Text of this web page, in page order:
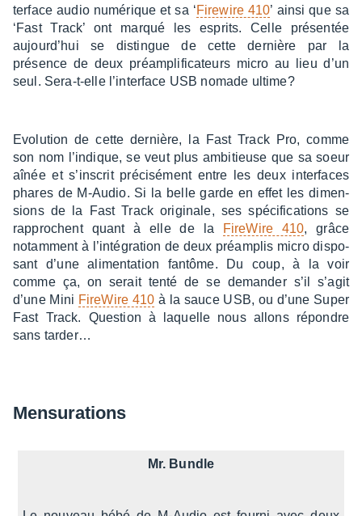
ter­face audio numé­rique et sa ‘Fire­wire 410’ ainsi que sa
‘Fast Track’ ont marqué les esprits. Celle présen­tée
aujour­d’hui se distingue de cette dernière par la
présence de deux préam­pli­fi­ca­teurs micro au lieu d’un
seul. Sera-t-elle l’in­ter­face USB nomade ultime?
Evolu­tion de cette dernière, la Fast Track Pro, comme
son nom l’in­dique, se veut plus ambi­tieuse que sa soeur
aînée et s’ins­crit préci­sé­ment entre les deux inter­faces
phares de M-Audio. Si la belle garde en effet les dimen­
sions de la Fast Track origi­nale, ses spéci­fi­ca­tions se
rapprochent quant à elle de la
Fire­Wire 410, grâce
notam­ment à l’in­té­gra­tion de deux préam­plis micro dispo­
sant d’une alimen­ta­tion fantôme. Du coup, à la voir
comme ça, on serait tenté de se deman­der s’il s’agit
d’une Mini Fire­Wire 410 à la sauce USB, ou d’une Super
Fast Track. Ques­tion à laquelle nous allons répondre
sans tarder…
Mensu­ra­tions
Mr. Bundle